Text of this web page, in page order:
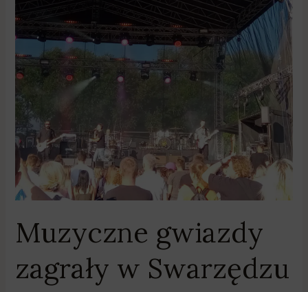
Muzyczne gwiazdy
zagrały w Swarzędzu
gwiazdy
zagrały
w
Swarzędzu